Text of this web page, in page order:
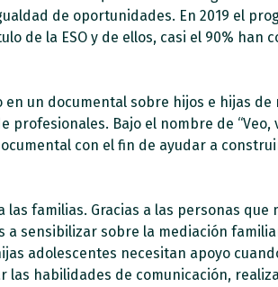
de oportunidades. En 2019 el
de la ESO y de ellos, casi el 90% han
un documental sobre hijos e hijas de
Bajo el nombre de “Veo,
con el fin de ayudar a
familias. Gracias a las personas que
sensibilizar sobre la mediación
adolescentes necesitan apoyo
las habilidades de comunicación,